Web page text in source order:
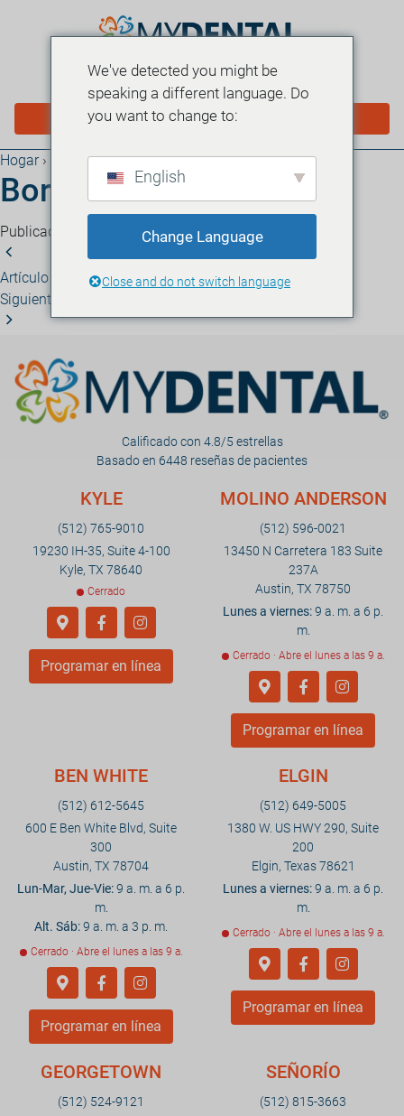
MENÚ
PROGRAMAR EN LÍNEA
Hogar ›
Borrador automático
Publicado el 21 de abril de 2026 · 1 minuto de lectura
Artículo anterior Borrador automático
Siguiente artículo
Calificado con 4.8/5 estrellas
Basado en 6448 reseñas de pacientes
KYLE
(512) 765-9010
19230 IH-35, Suite 4-100
Kyle, TX 78640
Cerrado
Programar en línea
MOLINO ANDERSON
(512) 596-0021
13450 N Carretera 183 Suite
237A
Austin, TX 78750
Lunes a viernes:9 a. m. a 6 p.
m.
Cerrado · Abre el lunes a las 9 a.
Programar en línea
BEN WHITE
(512) 612-5645
600 E Ben White Blvd, Suite
300
Austin, TX 78704
Lun-Mar, Jue-Vie:9 a. m. a 6 p.
m.
Alt. Sáb:9 a. m. a 3 p. m.
Cerrado · Abre el lunes a las 9 a.
Programar en línea
ELGIN
(512) 649-5005
1380 W. US HWY 290, Suite
200
Elgin, Texas 78621
Lunes a viernes:9 a. m. a 6 p.
m.
Cerrado · Abre el lunes a las 9 a.
Programar en línea
GEORGETOWN
(512) 524-9121
SEÑORÍO
(512) 815-3663
We've detected you might be
speaking a different language. Do
you want to change to:
English
Change Language
Close and do not switch language